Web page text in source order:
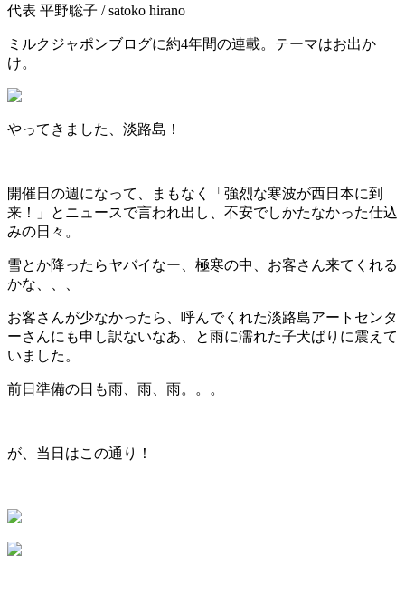
代表 平野聡子 / satoko hirano
ミルクジャポンブログに約4年間の連載。テーマはお出か
け。
やってきました、淡路島！
開催日の週になって、まもなく「強烈な寒波が西日本に到
来！」とニュースで言われ出し、不安でしかたなかった仕込
みの日々。
雪とか降ったらヤバイなー、極寒の中、お客さん来てくれる
かな、、、
お客さんが少なかったら、呼んでくれた淡路島アートセンタ
ーさんにも申し訳ないなあ、と雨に濡れた子犬ばりに震えて
いました。
前日準備の日も雨、雨、雨。。。
が、当日はこの通り！